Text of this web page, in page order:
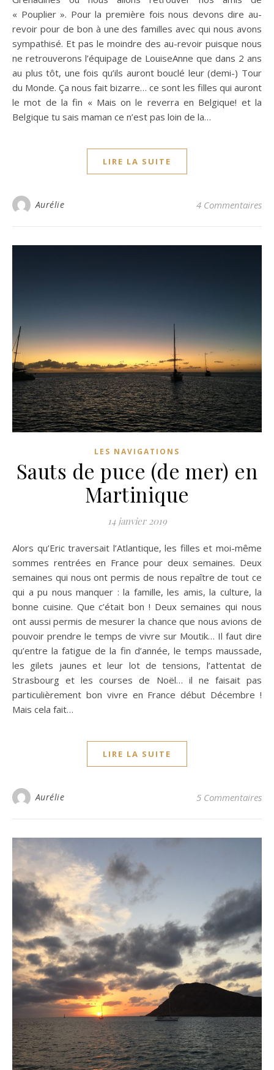
« Pouplier ». Pour la première fois nous devons dire au-
revoir pour de bon à une des familles avec qui nous avons
sympathisé. Et pas le moindre des au-revoir puisque nous
ne retrouverons l’équipage de LouiseAnne que dans 2 ans
au plus tôt, une fois qu’ils auront bouclé leur (demi-) Tour
du Monde. Ça nous fait bizarre… ce sont les filles qui auront
le mot de la fin « Mais on le reverra en Belgique! et la
Belgique tu sais maman ce n’est pas loin de la…
LIRE LA SUITE
Aurélie 4 Commentaires
LES NAVIGATIONS
Sauts de puce (de mer) en
Martinique
14 janvier 2019
Alors qu’Eric traversait l’Atlantique, les filles et moi-même
sommes rentrées en France pour deux semaines. Deux
semaines qui nous ont permis de nous repaître de tout ce
qui a pu nous manquer : la famille, les amis, la culture, la
bonne cuisine. Que c’était bon ! Deux semaines qui nous
ont aussi permis de mesurer la chance que nous avions de
pouvoir prendre le temps de vivre sur Moutik… Il faut dire
qu’entre la fatigue de la fin d’année, le temps maussade,
les gilets jaunes et leur lot de tensions, l’attentat de
Strasbourg et les courses de Noël… il ne faisait pas
particulièrement bon vivre en France début Décembre !
Mais cela fait…
LIRE LA SUITE
Aurélie 5 Commentaires